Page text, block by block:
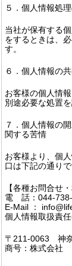
５．個人情報処
当社が保有する
をするときは、
す。
６．個人情報の
お客様の個人情
別途必要な処置を
７．個人情報の
関する苦情
お客様より、個
口は下記の通りで
【各種お問合せ
電 話：044-
E-Mail ：
個人情報取扱責
〒211-0063 神
商号：株式会